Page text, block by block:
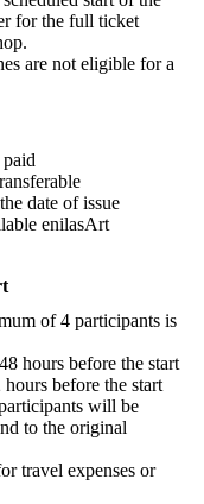
for the full ticket
are not eligible for a
date of issue
enilasArt
of 4 participants is
hours before the start
before the start
will be
to the original
travel expenses or